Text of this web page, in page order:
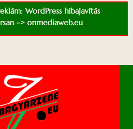
WordPress hibajavítás
-> onmediaweb.eu